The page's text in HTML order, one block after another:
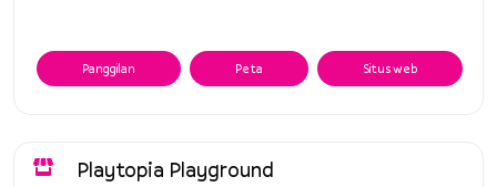
Panggilan Peta Situs web
Playtopia Playground